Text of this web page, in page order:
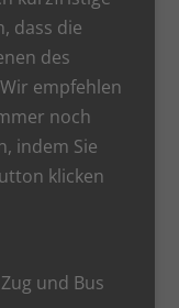
dass die
des
empfehlen
noch
indem Sie
klicken
und Bus